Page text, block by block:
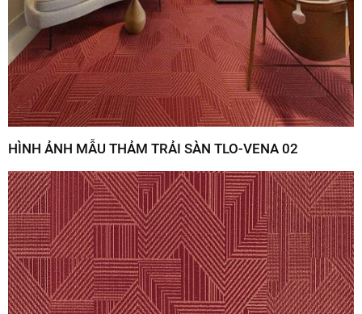
HÌNH ẢNH MẪU THẢM TRẢI SÀN TLO-VENA 02